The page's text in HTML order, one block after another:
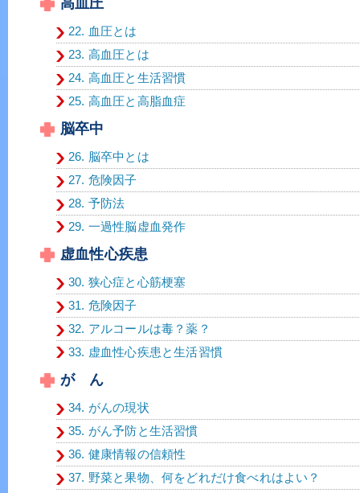
高血圧
22. 血圧とは
23. 高血圧とは
24. 高血圧と生活習慣
25. 高血圧と高脂血症
脳卒中
26. 脳卒中とは
27. 危険因子
28. 予防法
29. 一過性脳虚血発作
虚血性心疾患
30. 狭心症と心筋梗塞
31. 危険因子
32. アルコールは毒？薬？
33. 虚血性心疾患と生活習慣
が ん
34. がんの現状
35. がん予防と生活習慣
36. 健康情報の信頼性
37. 野菜と果物、何をどれだけ食べれはよい？